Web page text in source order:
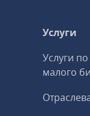
Услуги
Услуги
малого